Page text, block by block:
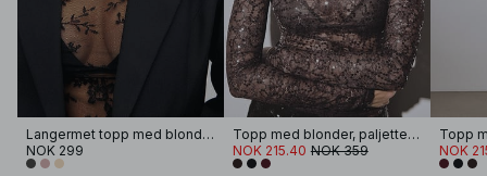
Langermet topp med blonder
NOK 299
Topp med blonder, paljetter og lange ermer
NOK 215.40 NOK 359 NOK